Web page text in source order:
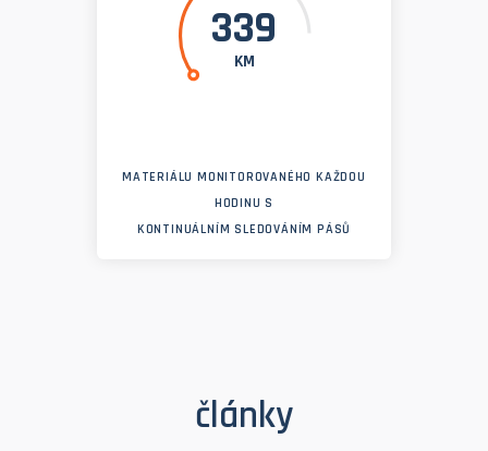
339
KM
MATERIÁLU MONITOROVANÉHO KAŽDOU
HODINU S
KONTINUÁLNÍM SLEDOVÁNÍM PÁSŮ
články